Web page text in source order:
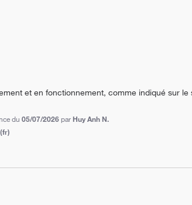
et en fonctionnement, comme indiqué sur
du05/07/2026 par Huy Anh N.